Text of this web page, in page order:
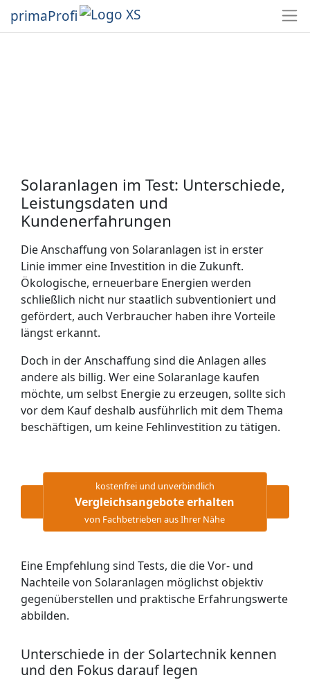
primaProfi
Solaranlagen im Test: Unterschiede,
Leistungsdaten und
Kundenerfahrungen
Die Anschaffung von Solaranlagen ist in erster
Linie immer eine Investition in die Zukunft.
Ökologische, erneuerbare Energien werden
schließlich nicht nur staatlich subventioniert und
gefördert, auch Verbraucher haben ihre Vorteile
längst erkannt.
Doch in der Anschaffung sind die Anlagen alles
andere als billig. Wer eine Solaranlage kaufen
möchte, um selbst Energie zu erzeugen, sollte sich
vor dem Kauf deshalb ausführlich mit dem Thema
beschäftigen, um keine Fehlinvestition zu tätigen.
kostenfrei und unverbindlich
Vergleichsangebote erhalten
von Fachbetrieben aus Ihrer Nähe
Eine Empfehlung sind Tests, die die Vor- und
Nachteile von Solaranlagen möglichst objektiv
gegenüberstellen und praktische Erfahrungswerte
abbilden.
Unterschiede in der Solartechnik kennen
und den Fokus darauf legen